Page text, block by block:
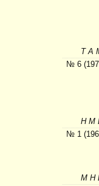
Т А
№ 6
Н М
№ 1
М Н